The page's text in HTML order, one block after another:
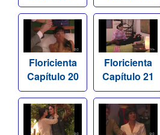
Floricienta
Capítulo 20
Floricienta
Capítulo 21